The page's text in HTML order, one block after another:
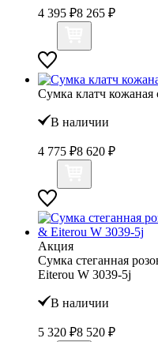
4 395 ₽8 265 ₽
Сумка клатч
В наличии
4 775 ₽8 620 ₽
Акция
Сумка стеганная
Eiterou W 3039-5j
В наличии
5 320 ₽8 520 ₽